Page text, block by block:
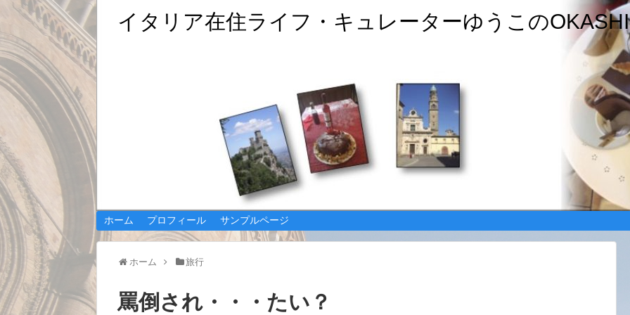
イタリア在住ライフ・キュレーターゆうこの
ホーム プロフィール サンプルページ
ホーム 旅行
罵倒され・・・たい？